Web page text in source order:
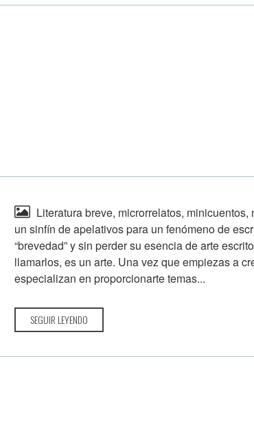
Literatura breve, microrrelatos,
un sinfín de apelativos para un fenómeno de
“brevedad” y sin perder su esencia de arte
llamarlos, es un arte. Una vez que empiezas a
especializan en proporcionarte temas...
SEGUIR LEYENDO